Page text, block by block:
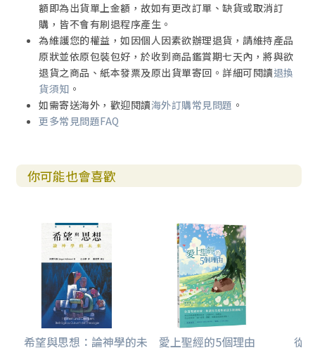
額即為出貨單上金額，故如有更改訂單、缺貨或取消訂
購，皆不會有刷退程序產生。
為維護您的權益，如因個人因素欲辦理退貨，請維持產品
原狀並依原包裝包好，於收到商品鑑賞期七天內，將與欲
退貨之商品、紙本發票及原出貨單寄回。詳細可閱讀退換
貨須知 。
如需寄送海外，歡迎閱讀海外訂購常見問題 。
更多常見問題FAQ
你可能也會喜歡
希望與思想：論神學的未 愛上聖經的5個理由 從